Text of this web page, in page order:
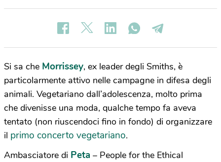
Si sa che Morrissey, ex leader degli Smiths, è
particolarmente attivo nelle campagne in difesa degli
animali. Vegetariano dall’adolescenza, molto prima
che divenisse una moda, qualche tempo fa aveva
tentato (non riuscendoci fino in fondo) di organizzare
il primo concerto vegetariano.
Ambasciatore di Peta – People for the Ethical